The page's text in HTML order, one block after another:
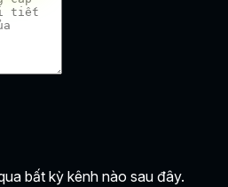
bất kỳ kênh nào sau đây.